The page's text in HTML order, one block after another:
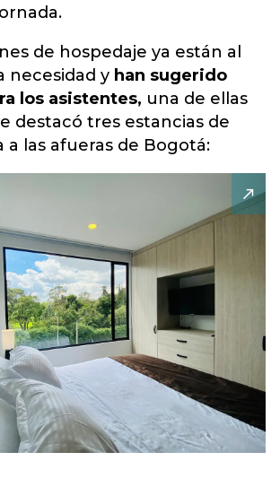
de hospedaje ya están al
necesidad y han sugerido
los asistentes, una de ellas
destacó tres estancias de
a las afueras de Bogotá: